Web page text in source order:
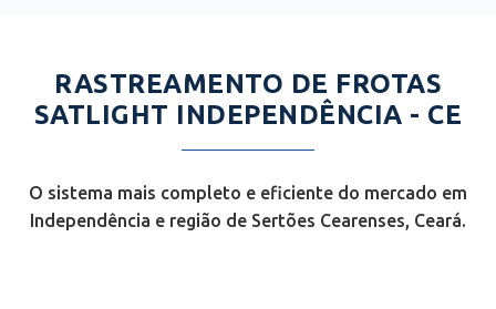
RASTREAMENTO DE FROTAS
SATLIGHT INDEPENDÊNCIA - CE
O sistema mais completo e eficiente do mercado em
Independência e região de Sertões Cearenses, Ceará.